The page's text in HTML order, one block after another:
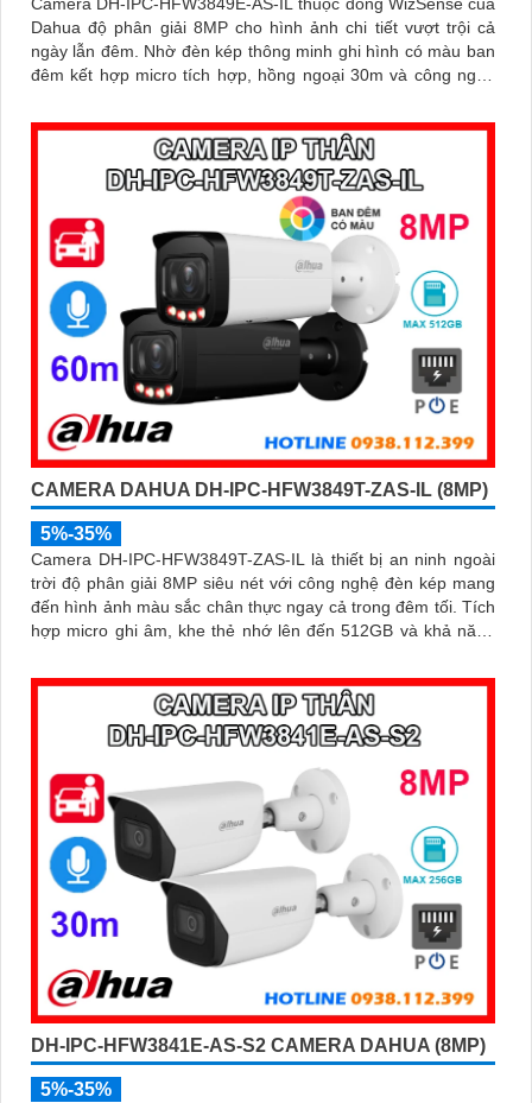
Dahua độ phân giải 8MP cho hình ảnh chi tiết vượt trội cả
ngày lẫn đêm. Nhờ đèn kép thông minh ghi hình có màu ban
đêm kết hợp micro tích hợp, hồng ngoại 30m và công nghệ
mật hiệu quả
CAMERA DAHUA DH-IPC-HFW3849T-ZAS-IL (8MP)
5%-35%
Camera DH-IPC-HFW3849T-ZAS-IL là thiết bị an ninh ngoài
trời độ phân giải 8MP siêu nét với công nghệ đèn kép mang
đến hình ảnh màu sắc chân thực ngay cả trong đêm tối. Tích
hợp micro ghi âm, khe thẻ nhớ lên đến 512GB và khả năng
xe, nâng cao hiệu quả giám sát với thiết kế chuẩn IP67 chống
bụi nước và hỗ trợ PoE giá rẻ
DH-IPC-HFW3841E-AS-S2 CAMERA DAHUA (8MP)
5%-35%